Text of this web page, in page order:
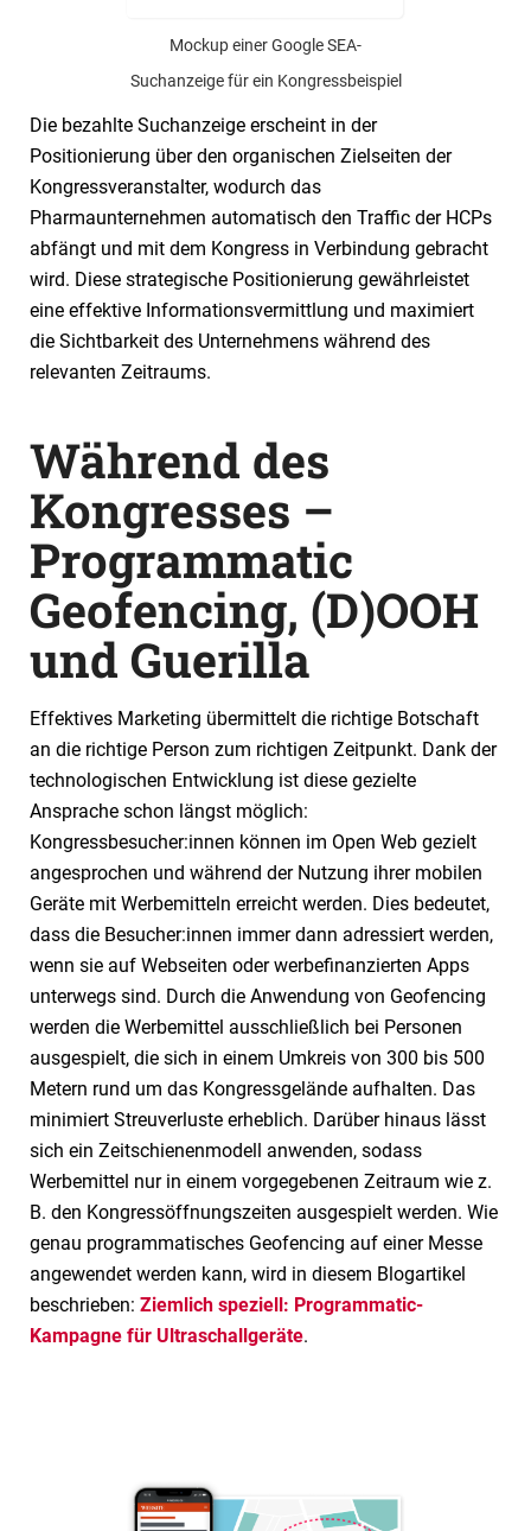
Mockup einer Google SEA-
Suchanzeige für ein Kongressbeispiel
Die bezahlte Suchanzeige erscheint in der
Positionierung über den organischen Zielseiten der
Kongressveranstalter, wodurch das
Pharmaunternehmen automatisch den Traffic der HCPs
abfängt und mit dem Kongress in Verbindung gebracht
wird. Diese strategische Positionierung gewährleistet
eine effektive Informationsvermittlung und maximiert
die Sichtbarkeit des Unternehmens während des
relevanten Zeitraums.
Während des
Kongresses –
Programmatic
Geofencing, (D)OOH
und Guerilla
Effektives Marketing übermittelt die richtige Botschaft
an die richtige Person zum richtigen Zeitpunkt. Dank der
technologischen Entwicklung ist diese gezielte
Ansprache schon längst möglich:
Kongressbesucher:innen können im Open Web gezielt
angesprochen und während der Nutzung ihrer mobilen
Geräte mit Werbemitteln erreicht werden. Dies bedeutet,
dass die Besucher:innen immer dann adressiert werden,
wenn sie auf Webseiten oder werbefinanzierten Apps
unterwegs sind. Durch die Anwendung von Geofencing
werden die Werbemittel ausschließlich bei Personen
ausgespielt, die sich in einem Umkreis von 300 bis 500
Metern rund um das Kongressgelände aufhalten. Das
minimiert Streuverluste erheblich. Darüber hinaus lässt
sich ein Zeitschienenmodell anwenden, sodass
Werbemittel nur in einem vorgegebenen Zeitraum wie z.
B. den Kongressöffnungszeiten ausgespielt werden. Wie
genau programmatisches Geofencing auf einer Messe
angewendet werden kann, wird in diesem Blogartikel
beschrieben: Ziemlich speziell: Programmatic-
Kampagne für Ultraschallgeräte.